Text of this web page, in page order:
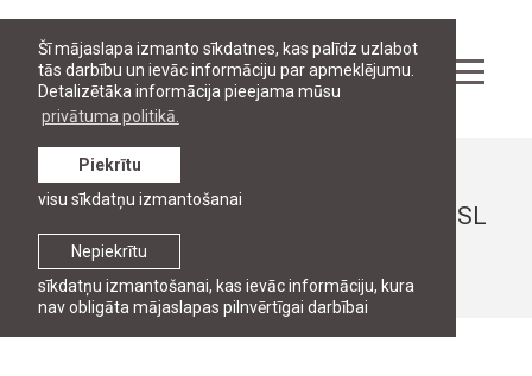
Šī mājaslapa izmanto sīkdatnes, kas palīdz uzlabot
tās darbību un ievāc informāciju par apmeklējumu.
Detalizētāka informācija pieejama mūsu
privātuma politikā.
Nepiekrītu
sīkdatņu izmantošanai, kas ievāc informāciju, kura
nav obligāta mājaslapas pilnvērtīgai darbībai
Piekrītu
visu sīkdatņu izmantošanai
Ziņas
The 7th Graduation ceremony of the RGSL
16. decembris, 2006